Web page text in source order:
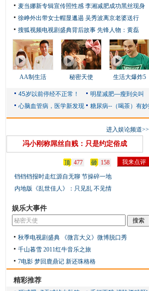
麦当娜新专辑宣传照性感 李湘减肥成功黑丝现身
徐峥外出带女士帽显邋遢 吴秀波离京老婆送行
搜狐视频电视剧盛典背后故事 先锋人物：黄磊
AA制生活 秘密天使 生活大爆炸5
进入娱论频道>>
冯小刚称屌丝自贱：只是约定俗成
顶 477 砸
158
铛铛铛报时走红源自无聊 节操碎一地
内地版《乱世佳人》：只见乱 不见情
娱乐大事件
秋季电视剧盛典
《微言大义》微博脱口秀
千山暮雪 2011红牛音乐之旅
7电影 梦回鹿鼎记 新还珠格格
精彩推荐